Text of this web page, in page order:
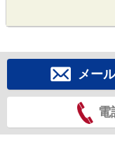
メー
電